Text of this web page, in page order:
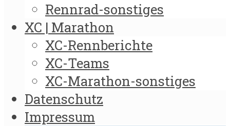
Rennrad-sonstiges
XC | Marathon
XC-Rennberichte
XC-Teams
XC-Marathon-sonstiges
Datenschutz
Impressum